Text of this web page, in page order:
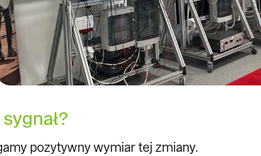
pozytywny wymiar tej zmiany.